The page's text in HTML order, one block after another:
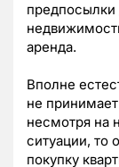
предпосылки
аренда.
Вполне
не
несмотря на
ситуации, то
покупку